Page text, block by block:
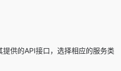
供的API接口，选择相应的服务类